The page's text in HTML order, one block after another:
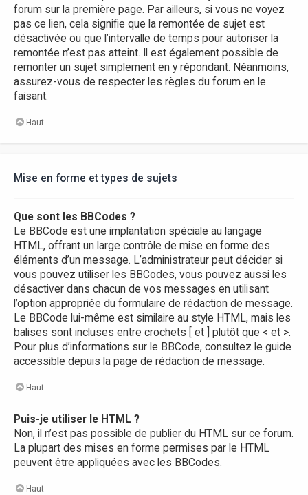
forum sur la première page. Par ailleurs, si vous ne voyez
pas ce lien, cela signifie que la remontée de sujet est
désactivée ou que l’intervalle de temps pour autoriser la
remontée n’est pas atteint. Il est également possible de
remonter un sujet simplement en y répondant. Néanmoins,
assurez-vous de respecter les règles du forum en le
faisant.
Haut
Mise en forme et types de sujets
Que sont les BBCodes ?
Le BBCode est une implantation spéciale au langage
HTML, offrant un large contrôle de mise en forme des
éléments d’un message. L’administrateur peut décider si
vous pouvez utiliser les BBCodes, vous pouvez aussi les
désactiver dans chacun de vos messages en utilisant
l’option appropriée du formulaire de rédaction de message.
Le BBCode lui-même est similaire au style HTML, mais les
balises sont incluses entre crochets [ et ] plutôt que < et >.
Pour plus d’informations sur le BBCode, consultez le guide
accessible depuis la page de rédaction de message.
Haut
Puis-je utiliser le HTML ?
Non, il n’est pas possible de publier du HTML sur ce forum.
La plupart des mises en forme permises par le HTML
peuvent être appliquées avec les BBCodes.
Haut